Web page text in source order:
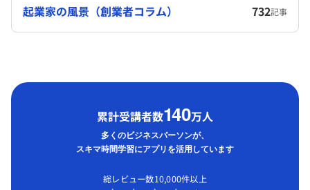
起業家の風景（創業者コラム） 732記事
累計受講者数140万人
多くのビジネスパーソンが、
スキマ時間学習にアプリを活用しています
総レビュー数10,000件以上